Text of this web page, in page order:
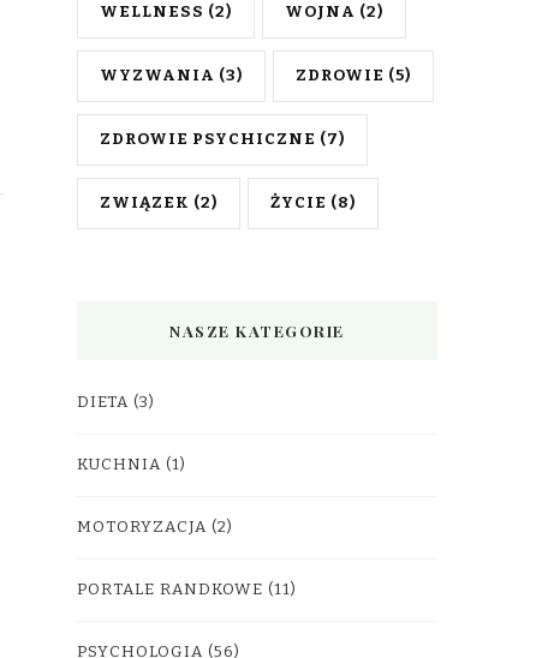
WELLNESS (2) WOJNA (2)
WYZWANIA (3) ZDROWIE (5)
ZDROWIE PSYCHICZNE (7)
ZWIĄZEK (2) ŻYCIE (8)
NASZE KATEGORIE
DIETA (3)
KUCHNIA (1)
MOTORYZACJA (2)
PORTALE RANDKOWE (11)
PSYCHOLOGIA (56)